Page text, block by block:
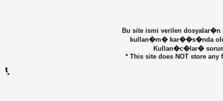
Bu site ismi verilen
kullan�m� kar��s�nda
Kullan�c�lar�
* This site does NOT store